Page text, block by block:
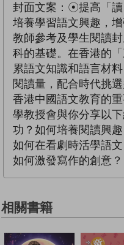
封面文案：☉提高「
培養學習語文興趣，
教師參考及學生閱讀
科的基礎。在香港的
累語文知識和語言材
閱讀量，配合時代挑
香港中國語文教育的
學教授會與你分享以
功？如何培養閱讀興
如何在看劇時活學語
如何激發寫作的創
相關書籍